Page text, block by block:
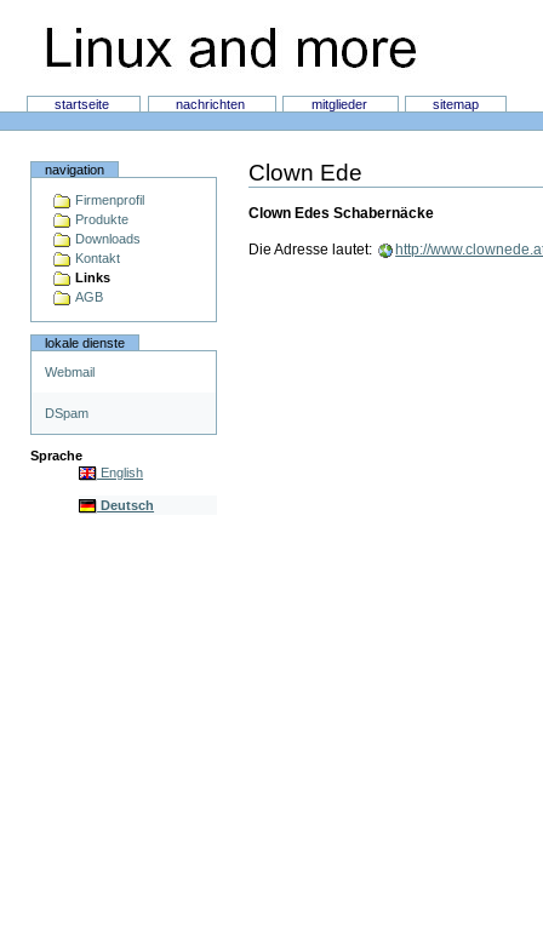
Linux and more
Sektionenstartseite nachrichten mitglieder
sitemap
Werkzeuge
navigation
Firmenprofil
Produkte
Downloads
Kontakt
Links
AGB
lokale dienste
Webmail
DSpam
Sprache
English
Deutsch
Clown Ede
Clown Edes Schabernäcke
Die Adresse lautet: http://